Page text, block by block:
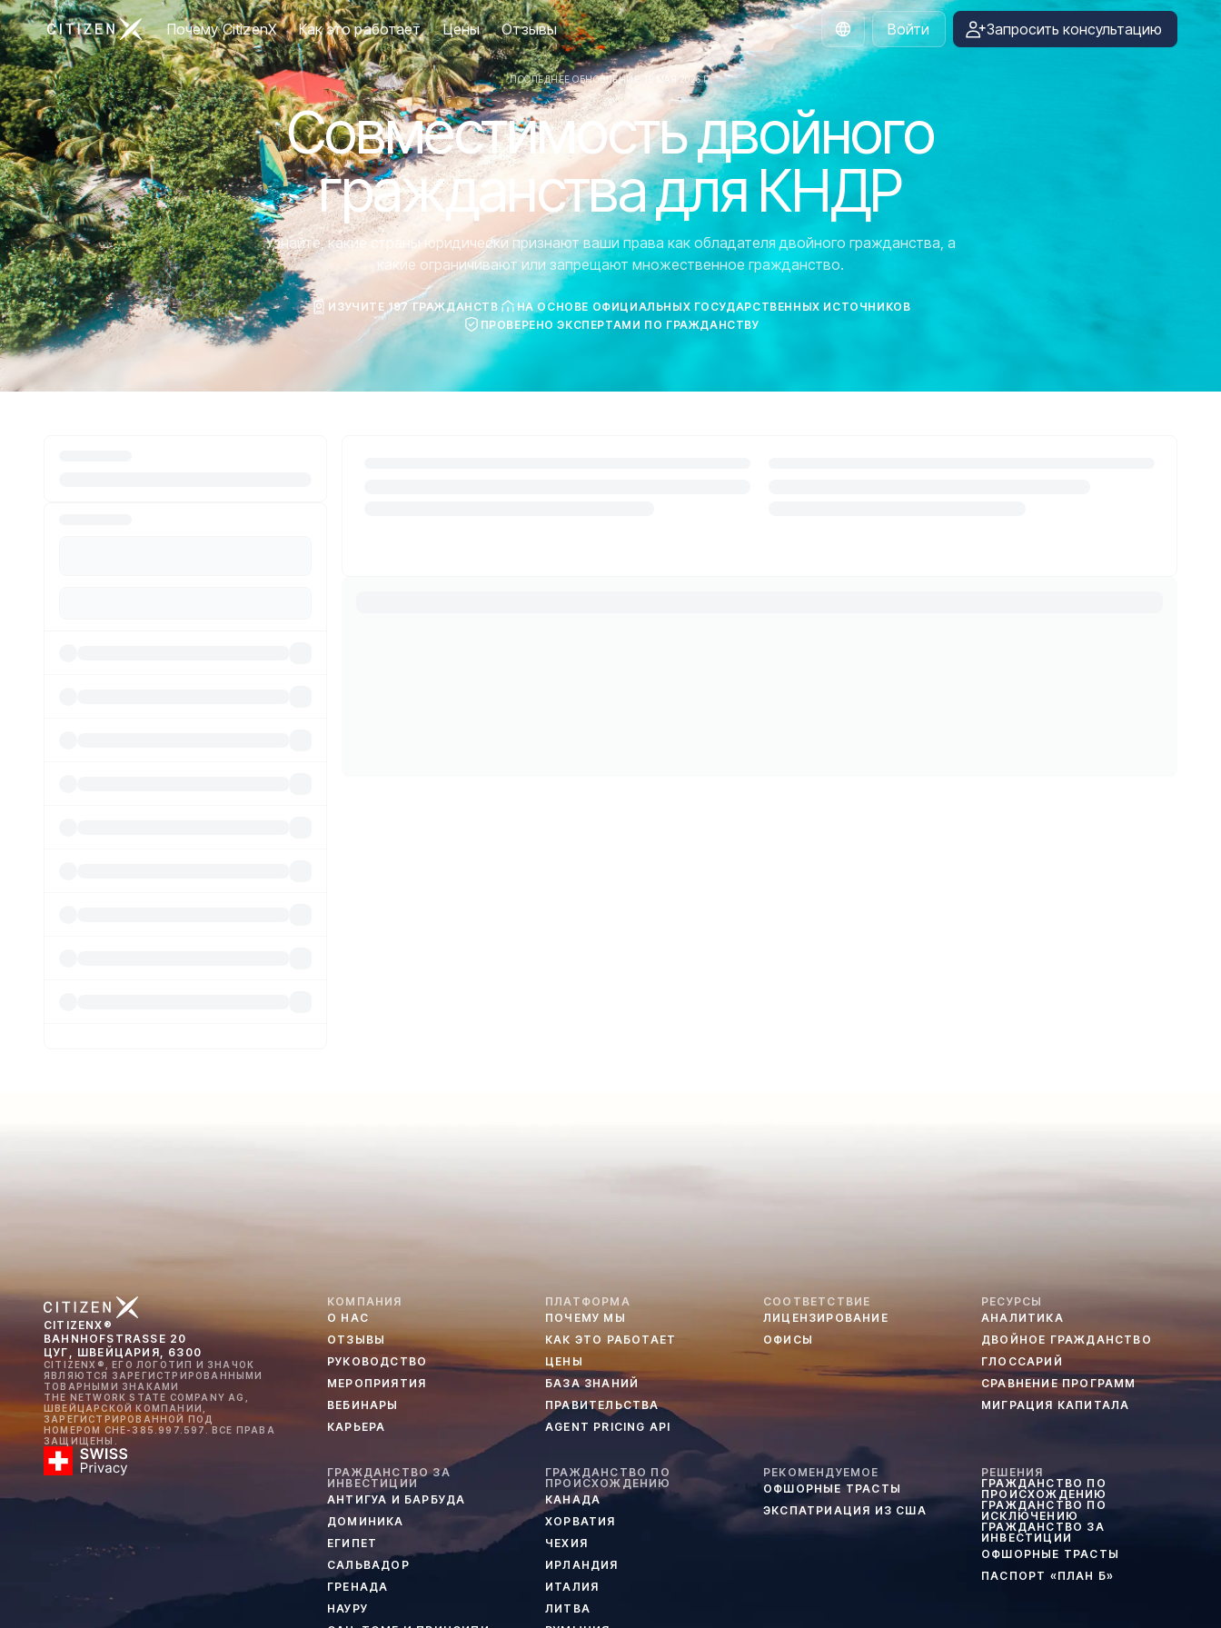
Перейти на главную страницу CitizenX
Почему CitizenX Как это работает Цены Отзывы
Russian
Войти Запросить консультацию
ПОСЛЕДНЕЕ ОБНОВЛЕНИЕ: 19 МАЯ 2026 Г.
Совместимость двойного
гражданства для КНДР
Узнайте, какие страны юридически признают ваши права как обладателя двойного гражданства, а
какие ограничивают или запрещают множественное гражданство.
ИЗУЧИТЕ 197 ГРАЖДАНСТВ
НА ОСНОВЕ ОФИЦИАЛЬНЫХ ГОСУДАРСТВЕННЫХ ИСТОЧНИКОВ
ПРОВЕРЕНО ЭКСПЕРТАМИ ПО ГРАЖДАНСТВУ
CITIZENX®
BAHNHOFSTRASSE 20
ЦУГ, ШВЕЙЦАРИЯ, 6300
CITIZENX®, ЕГО ЛОГОТИП И ЗНАЧОК
ЯВЛЯЮТСЯ ЗАРЕГИСТРИРОВАННЫМИ
ТОВАРНЫМИ ЗНАКАМИ
THE NETWORK STATE COMPANY AG,
ШВЕЙЦАРСКОЙ КОМПАНИИ,
ЗАРЕГИСТРИРОВАННОЙ ПОД
НОМЕРОМ CHE-385.997.597. ВСЕ ПРАВА
ЗАЩИЩЕНЫ.
КОМПАНИЯ
О НАС
ОТЗЫВЫ
РУКОВОДСТВО
МЕРОПРИЯТИЯ
ВЕБИНАРЫ
КАРЬЕРА
ПЛАТФОРМА
ПОЧЕМУ МЫ
КАК ЭТО РАБОТАЕТ
ЦЕНЫ
БАЗА ЗНАНИЙ
ПРАВИТЕЛЬСТВА
AGENT PRICING API
СООТВЕТСТВИЕ
ЛИЦЕНЗИРОВАНИЕ
ОФИСЫ
РЕСУРСЫ
АНАЛИТИКА
ДВОЙНОЕ ГРАЖДАНСТВО
ГЛОССАРИЙ
СРАВНЕНИЕ ПРОГРАММ
МИГРАЦИЯ КАПИТАЛА
ГРАЖДАНСТВО ЗА
ИНВЕСТИЦИИ
АНТИГУА И БАРБУДА
ДОМИНИКА
ЕГИПЕТ
САЛЬВАДОР
ГРЕНАДА
НАУРУ
ГРАЖДАНСТВО ПО
ПРОИСХОЖДЕНИЮ
КАНАДА
ХОРВАТИЯ
ЧЕХИЯ
ИРЛАНДИЯ
ИТАЛИЯ
ЛИТВА
РЕКОМЕНДУЕМОЕ
ОФШОРНЫЕ ТРАСТЫ
ЭКСПАТРИАЦИЯ ИЗ США
РЕШЕНИЯ
ГРАЖДАНСТВО ПО
ПРОИСХОЖДЕНИЮ
ГРАЖДАНСТВО ПО
ИСКЛЮЧЕНИЮ
ГРАЖДАНСТВО ЗА
ИНВЕСТИЦИИ
ОФШОРНЫЕ ТРАСТЫ
ПАСПОРТ «ПЛАН Б»